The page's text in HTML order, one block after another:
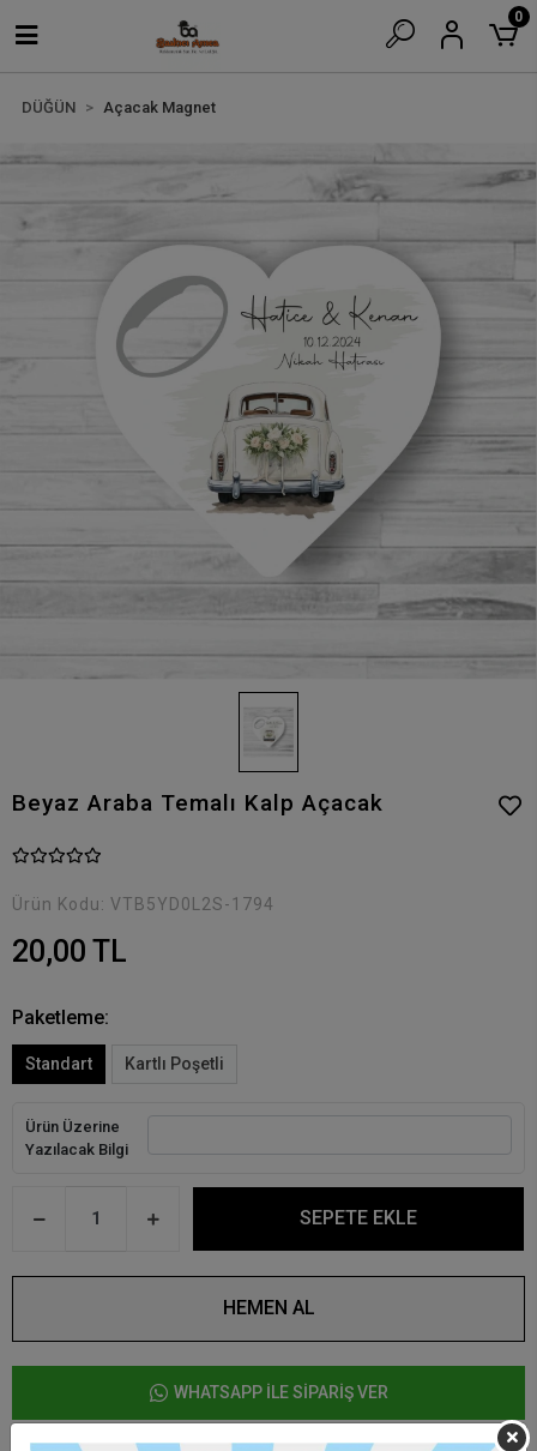
0
DÜĞÜN Açacak Magnet
Beyaz Araba Temalı Kalp Açacak
Ürün Kodu: VTB5YD0L2S-1794
20,00 TL
Paketleme:
Standart Kartlı Poşetli
Ürün Üzerine
Yazılacak Bilgi
SEPETE EKLE
HEMEN AL
WHATSAPP İLE SİPARİŞ VER